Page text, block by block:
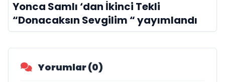
Yonca Samlı ‘dan İkinci Tekli
“Donacaksın Sevgilim “ yayımlandı
Yorumlar (0)